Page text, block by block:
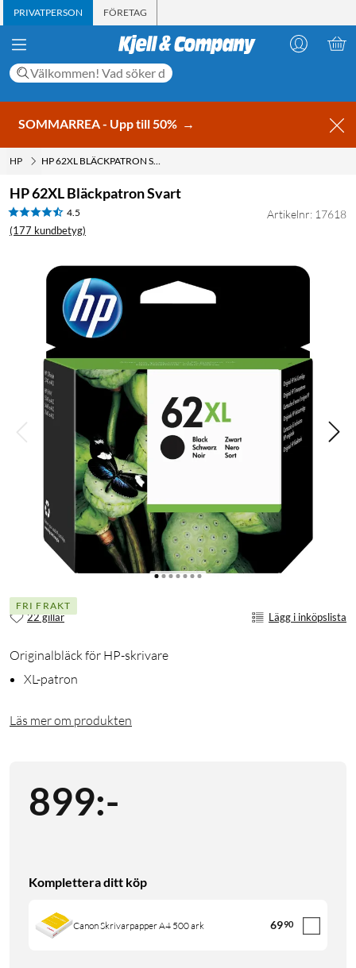
PRIVATPERSON FÖRETAG
SOMMARREA - Upp till 50% →
HP HP 62XL BLÄCKPATRON SVART
HP 62XL Bläckpatron Svart
4.5
(177 kundbetyg)
Artikelnr: 17618
FRI FRAKT
22 gillar Lägg i inköpslista
Originalbläck för HP-skrivare
XL-patron
Läs mer om produkten
899:-
Komplettera ditt köp
Canon Skrivarpapper A4 500 ark 6990